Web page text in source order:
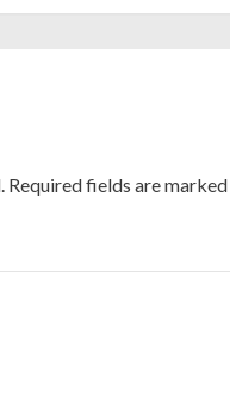
Required fields are marked